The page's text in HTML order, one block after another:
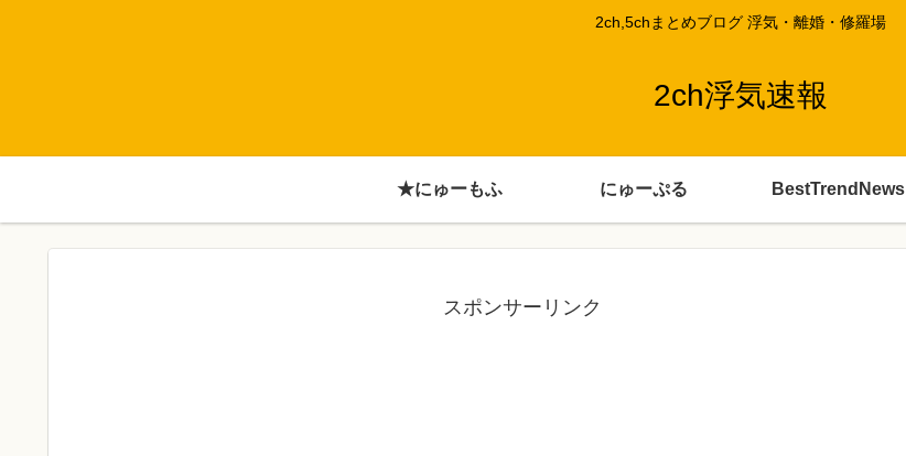
2ch,5chまとめブログ 浮気・離婚・修羅場
2ch浮気速報
★にゅーもふ にゅーぷる BestTrendNews
スポンサーリンク